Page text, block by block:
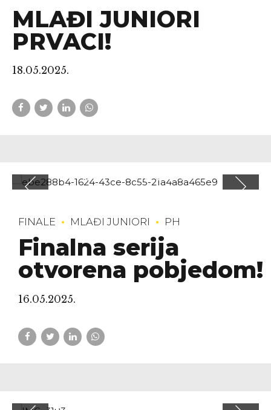
MLAĐI JUNIORI
PRVACI!
18.05.2025.
FINALE MLAĐI JUNIORI PH
Finalna serija
otvorena pobjedom!
16.05.2025.